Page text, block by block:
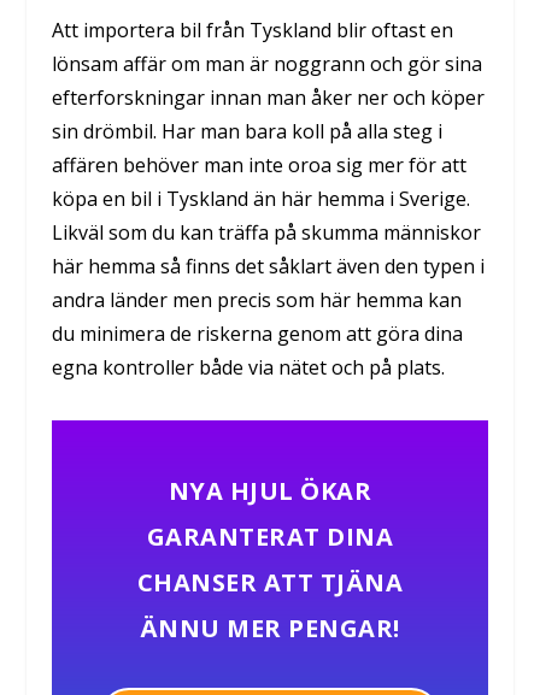
Att importera bil från Tyskland blir oftast en
lönsam affär om man är noggrann och gör sina
efterforskningar innan man åker ner och köper
sin drömbil. Har man bara koll på alla steg i
affären behöver man inte oroa sig mer för att
köpa en bil i Tyskland än här hemma i Sverige.
Likväl som du kan träffa på skumma människor
här hemma så finns det såklart även den typen i
andra länder men precis som här hemma kan
du minimera de riskerna genom att göra dina
egna kontroller både via nätet och på plats.
NYA HJUL ÖKAR
GARANTERAT DINA
CHANSER ATT TJÄNA
ÄNNU MER PENGAR!